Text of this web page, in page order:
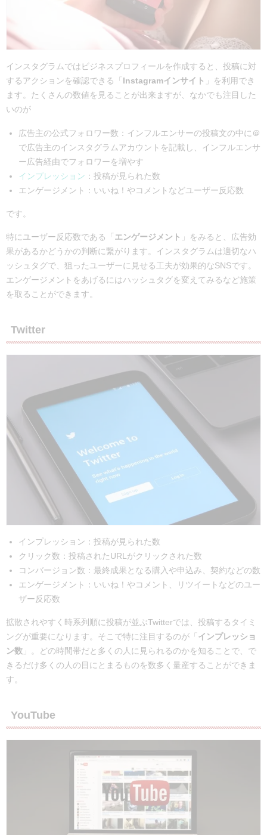
インスタグラムではビジネスプロフィールを作成すると、投稿に対
するアクションを確認できる「 Instagramインサイト 」を利用でき
ます。たくさんの数値を見ることが出来ますが、なかでも注目した
いのが
広告主の公式フォロワー数：インフルエンサーの投稿文の中に＠
で広告主のインスタグラムアカウントを記載し、インフルエンサ
ー広告経由でフォロワーを増やす
インプレッション ：投稿が見られた数
エンゲージメント：いいね！やコメントなどユーザー反応数
です。
特にユーザー反応数である「 エンゲージメント 」をみると、広告効
果があるかどうかの判断に繋がります。インスタグラムは適切なハ
ッシュタグで、狙ったユーザーに見せる工夫が効果的なSNSです。
エンゲージメントをあげるにはハッシュタグを変えてみるなど施策
を取ることができます。
Twitter
インプレッション：投稿が見られた数
クリック数：投稿されたURLがクリックされた数
コンバージョン数：最終成果となる購入や申込み、契約などの数
エンゲージメント：いいね！やコメント、リツイートなどのユー
ザー反応数
拡散されやすく時系列順に投稿が並ぶTwitterでは、投稿するタイミ
ングが重要になります。そこで特に注目するのが「 インプレッショ
ン数 」。どの時間帯だと多くの人に見られるのかを知ることで、で
きるだけ多くの人の目にとまるものを数多く量産することができま
す。
YouTube